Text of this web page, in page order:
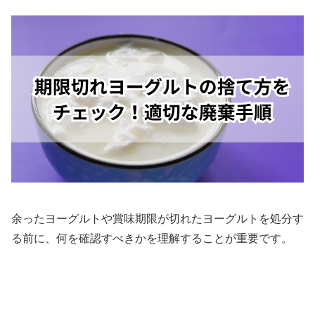
余ったヨーグルトや賞味期限が切れたヨーグルトを処分す
る前に、何を確認すべきかを理解することが重要です。